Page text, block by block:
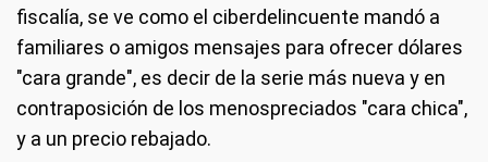
fiscalía, se ve como el ciberdelincuente mandó a
familiares o amigos mensajes para ofrecer dólares
"cara grande", es decir de la serie más nueva y en
contraposición de los menospreciados "cara chica",
y a un precio rebajado.